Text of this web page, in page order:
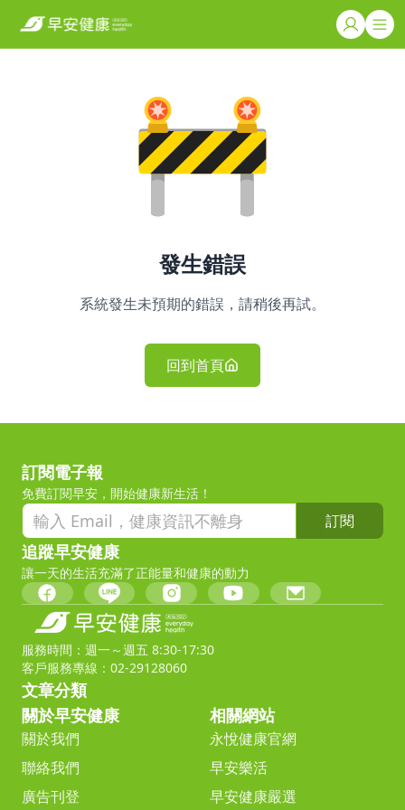
發生錯誤
系統發生未預期的錯誤，請稍後再試。
回到首頁
訂閱電子報
免費訂閱早安，開始健康新生活！
訂閱
追蹤早安健康
讓一天的生活充滿了正能量和健康的動力
服務時間：週一～週五 8:30-17:30
客戶服務專線：02-29128060
文章分類
關於早安健康
關於我們
聯絡我們
廣告刊登
相關網站
永悅健康官網
早安樂活
早安健康嚴選